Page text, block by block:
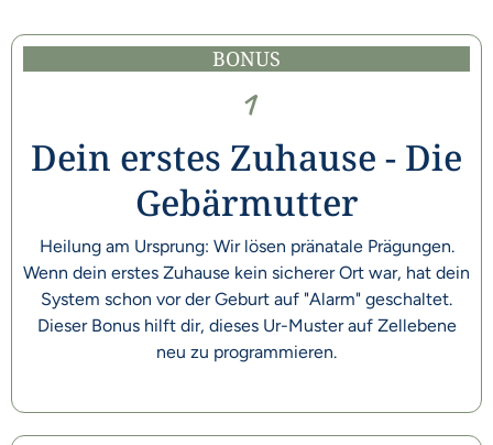
BONUS
1
Dein erstes Zuhause - Die
Gebärmutter
Heilung am Ursprung: Wir lösen pränatale Prägungen.
Wenn dein erstes Zuhause kein sicherer Ort war, hat dein
System schon vor der Geburt auf "Alarm" geschaltet.
Dieser Bonus hilft dir, dieses Ur-Muster auf Zellebene
neu zu programmieren.